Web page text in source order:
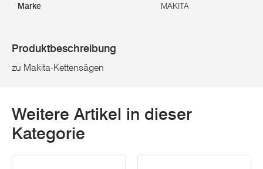
Marke MAKITA
Produktbeschreibung
zu Makita-Kettensägen
Weitere Artikel in dieser
Kategorie